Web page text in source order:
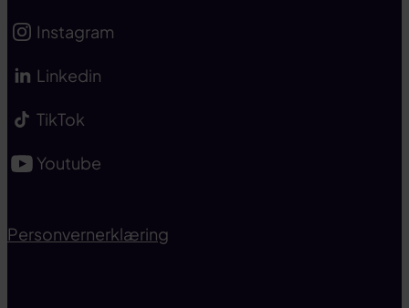
Instagram
Linkedin
TikTok
Youtube
Personvernerklæring